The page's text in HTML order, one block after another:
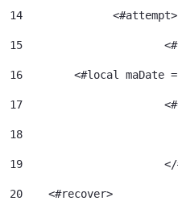
14
		<#attempt>
15
16
<#local maDate
17
18
19
20
    <#recover>